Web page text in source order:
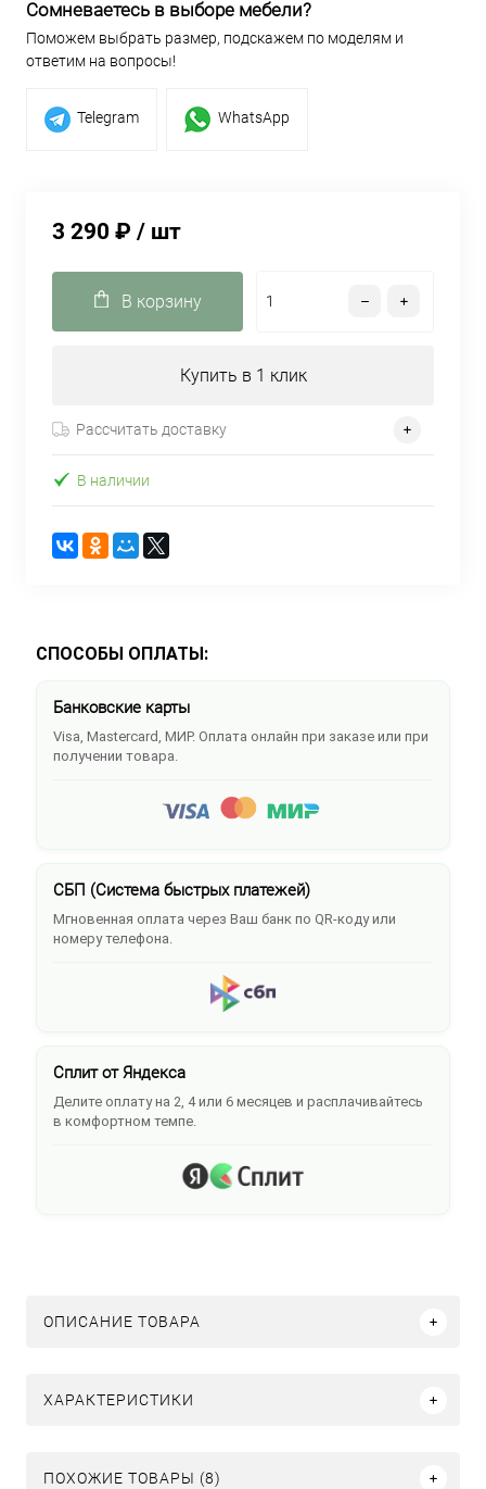
Сомневаетесь в выборе мебели?
Поможем выбрать размер, подскажем по моделям и
ответим на вопросы!
Telegram WhatsApp
3 290 ₽ / шт
В корзину
Купить в 1 клик
Рассчитать доставку
В наличии
СПОСОБЫ ОПЛАТЫ:
Банковские карты
Visa, Mastercard, МИР. Оплата онлайн при заказе или при
получении товара.
СБП (Система быстрых платежей)
Мгновенная оплата через Ваш банк по QR-коду или
номеру телефона.
Сплит от Яндекса
Делите оплату на 2, 4 или 6 месяцев и расплачивайтесь
в комфортном темпе.
ОПИСАНИЕ ТОВАРА
ХАРАКТЕРИСТИКИ
ПОХОЖИЕ ТОВАРЫ (8)